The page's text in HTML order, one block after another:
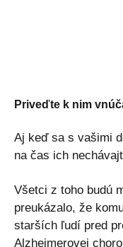
Priveďte k nim
Aj keď sa s vašimi
na čas ich
Všetci z toho budú
preukázalo, že
starších ľudí pred
Alzheimerovej